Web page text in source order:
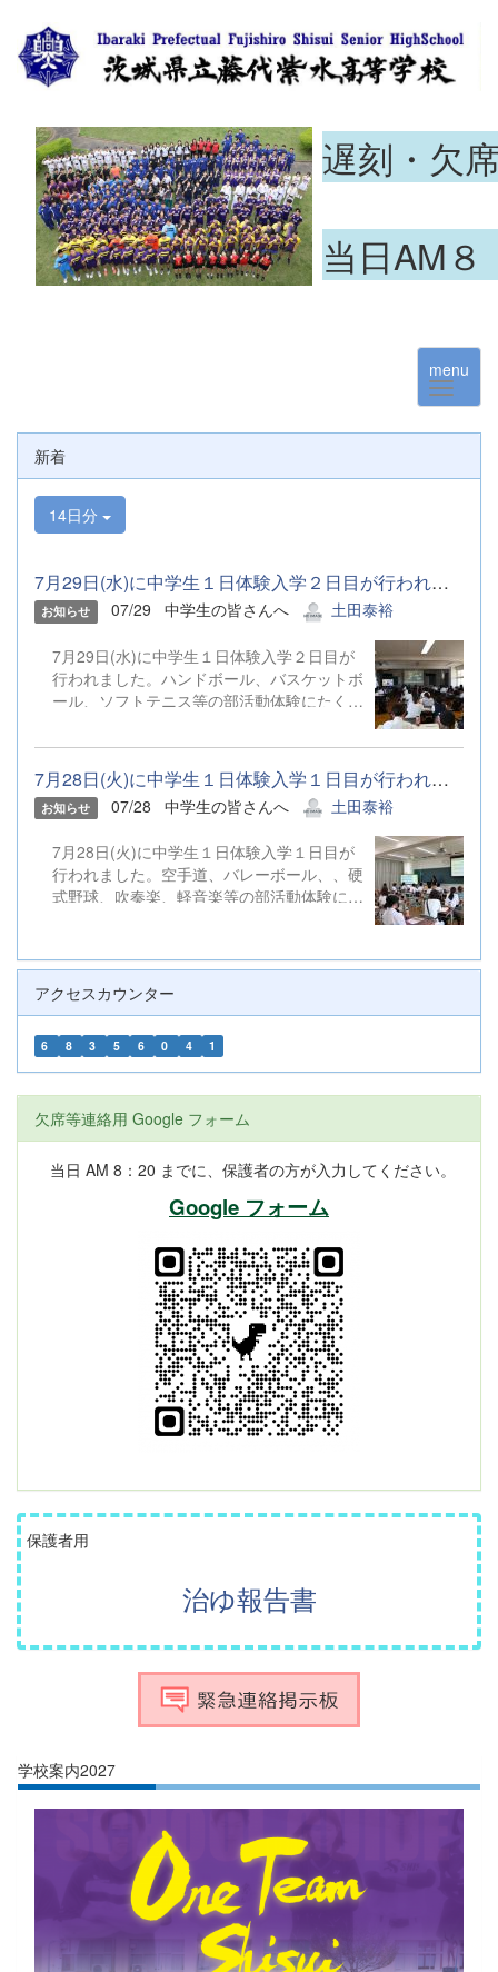
遅刻・欠
当日AM
menu
新着
14日分
7月29日(水)に中学生１日体験入学２日目が行われました。ハンドボ...
お知らせ 07/29 中学生の皆さんへ 土田泰裕
7月29日(水)に中学生１日体験入学２日目が
行われました。ハンドボール、バスケットボ
ール、ソフトテニス等の部活動体験にたくさ
7月28日(火)に中学生１日体験入学１日目が行われました。空手道、...
お知らせ 07/28 中学生の皆さんへ 土田泰裕
7月28日(火)に中学生１日体験入学１日目が
行われました。空手道、バレーボール、、硬
式野球、吹奏楽、軽音楽等の部活動体験にた
アクセスカウンター
6 8 3 5 6 0 4 1
欠席等連絡用 Google フォーム
当日 AM 8：20 までに、保護者の方が入力してください。
Google フォーム
保護者用
治ゆ報告書
学校案内2027